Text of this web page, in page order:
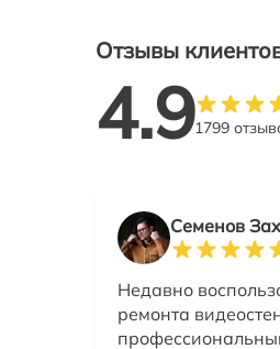
Отзывы
4.91799
Семенов
Недавно
ремонта